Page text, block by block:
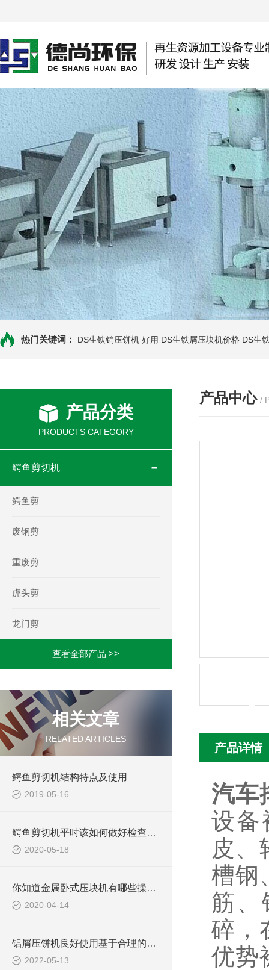
热门关键词： DS生铁销压饼机 好用 DS生铁屑压块机价格 DS生
产品分类
PRODUCTS CATEGORY
鳄鱼剪切机
鳄鱼剪
废钢剪
重废剪
虎头剪
龙门剪
查看全部产品 >>
相关文章
RELATED ARTICLES
鳄鱼剪切机结构特点及使用
2019-05-16
鳄鱼剪切机平时该如何做好检查维修工作
2020-05-18
你知道金属卧式压块机有哪些操作规范要求吗？
2020-04-14
铝屑压饼机良好使用基于合理的液压系统
2022-05-13
产品中心 /
产品详情
汽车
设备
皮、
槽钢
筋、
碎，
优势